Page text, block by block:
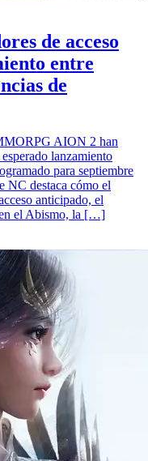
de acceso
entre
de
AION 2 han
lanzamiento
para septiembre
NC destaca cómo el
anticipado, el
en el Abismo, la […]